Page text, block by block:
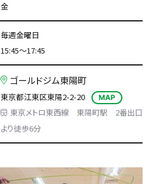
金
毎週金曜日
15:45～17:45
ゴールドジム東陽町
東京都江東区東陽2-2-20 MAP
東京メトロ東西線 東陽町駅 2番出口
より徒歩6分